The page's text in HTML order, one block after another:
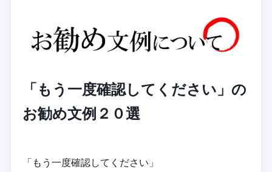
「もう一度確認してください」の
お勧め文例２０選
「もう一度確認してください」